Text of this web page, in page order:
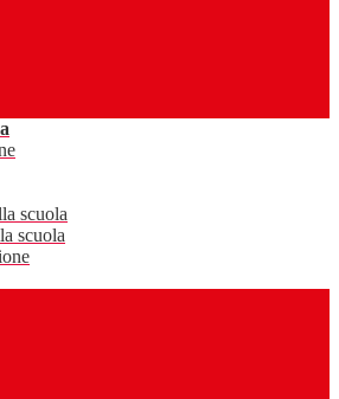
scuola
scuola